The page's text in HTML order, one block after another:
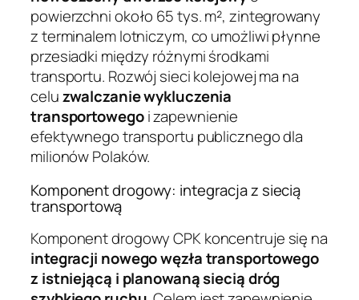
powierzchni około 65 tys. m², zintegrowany
z terminalem lotniczym, co umożliwi płynne
przesiadki między różnymi środkami
transportu. Rozwój sieci kolejowej ma na
celuzwalczanie wykluczenia
transportowegoi zapewnienie
efektywnego transportu publicznego dla
milionów Polaków.
Komponent drogowy: integracja z siecią
transportową
Komponent drogowy CPK koncentruje się na
integracji nowego węzła transportowego
z istniejącą i planowaną siecią dróg